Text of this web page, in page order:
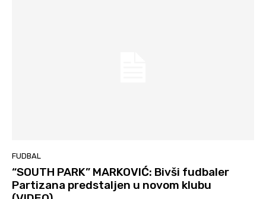
FUDBAL
“SOUTH PARK” MARKOVIĆ: Bivši fudbaler
Partizana predstaljen u novom klubu